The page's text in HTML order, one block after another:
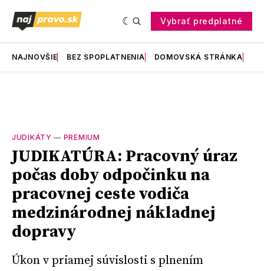
Vybrať predplatné
NAJNOVŠIE BEZ SPOPLATNENIA DOMOVSKÁ STRÁNKA
JUDIKÁTY — PREMIUM
JUDIKATÚRA: Pracovný úraz
počas doby odpočinku na
pracovnej ceste vodiča
medzinárodnej nákladnej
dopravy
Úkon v priamej súvislosti s plnením